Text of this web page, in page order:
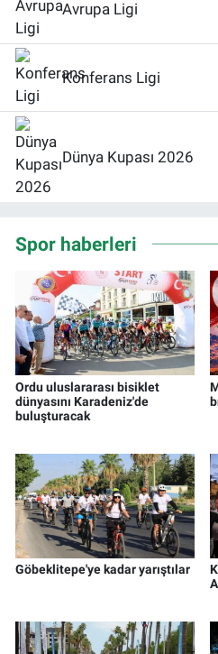
Avrupa Ligi
Konferans Ligi
Dünya Kupası 2026
Spor haberleri
Ordu uluslararası bisiklet
dünyasını Karadeniz'de
buluşturacak
Göbeklitepe'ye kadar yarıştılar